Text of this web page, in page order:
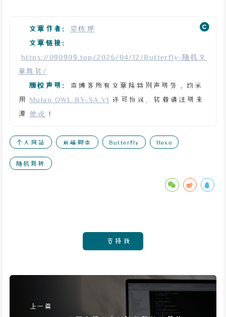
文章作者:
梁栋烨
文章链接:
https://090909.top/2026/04/12/Butterfly-随机文
章跳转/
版权声明:
本博客所有文章除特别声明外，均采
用 Mulan OWL BY-SA V1 许可协议。转载请注明来
源 他说 ！
个人网站 前端脚本 Butterfly Hexo
随机跳转
支持我
上一篇